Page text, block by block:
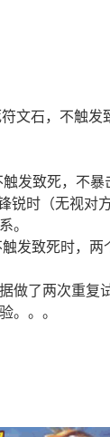
文石，不触发
发致死，不暴
时（无视对
。
发致死时，两
做了两次重复
。。。